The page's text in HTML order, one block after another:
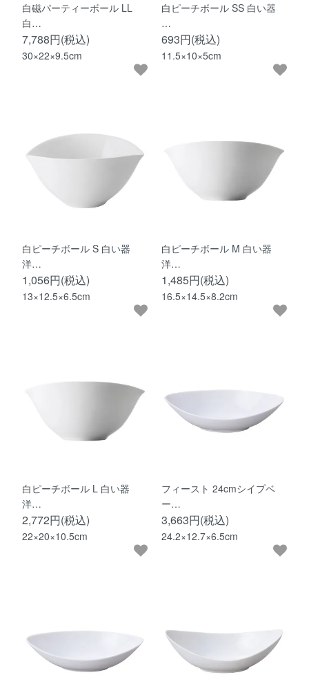
白磁パーティーボール LL
白…
7,788円(税込)
30×22×9.5cm
白ピーチボール SS 白い器
…
693円(税込)
11.5×10×5cm
白ピーチボール S 白い器
洋…
1,056円(税込)
13×12.5×6.5cm
白ピーチボール M 白い器
洋…
1,485円(税込)
16.5×14.5×8.2cm
白ピーチボール L 白い器
洋…
2,772円(税込)
22×20×10.5cm
フィースト 24cmシイプベ
ー…
3,663円(税込)
24.2×12.7×6.5cm